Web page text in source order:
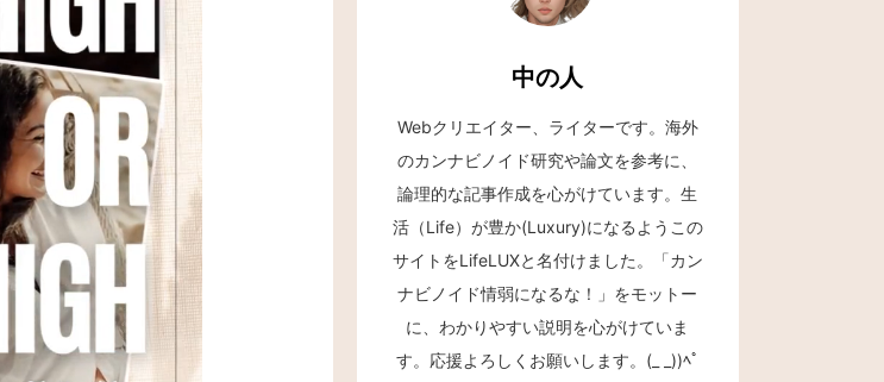
中の人
Webクリエイター、ライターです。海外
のカンナビノイド研究や論文を参考に、
論理的な記事作成を心がけています。生
活（Life）が豊か(Luxury)になるようこの
サイトをLifeLUXと名付けました。「カン
ナビノイド情弱になるな！」をモットー
に、わかりやすい説明を心がけていま
す。応援よろしくお願いします。(_ _))ﾍﾟ